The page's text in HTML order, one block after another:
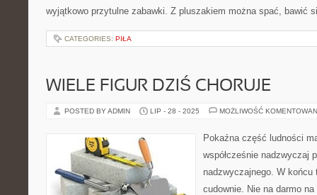
wyjątkowo przytulne zabawki. Z pluszakiem można spać, bawić
CATEGORIES: PIŁA
WIELE FIGUR DZIŚ CHORUJE
POSTED BY ADMIN LIP - 28 - 2025 MOŻLIWOŚĆ
Pokaźna część ludności
współcześnie nadzwyczaj
nadzwyczajnego. W końcu
cudownie. Nie na darmo